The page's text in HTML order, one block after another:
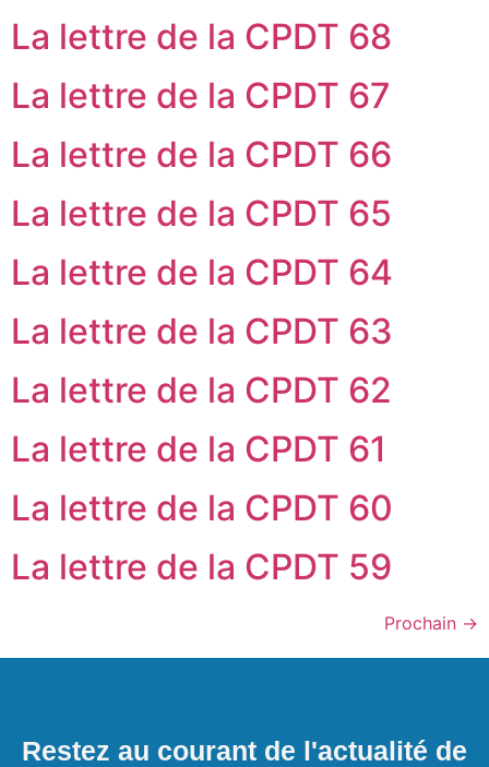
La lettre de la CPDT 68
La lettre de la CPDT 67
La lettre de la CPDT 66
La lettre de la CPDT 65
La lettre de la CPDT 64
La lettre de la CPDT 63
La lettre de la CPDT 62
La lettre de la CPDT 61
La lettre de la CPDT 60
La lettre de la CPDT 59
Prochain →
Restez au courant de l'actualité de